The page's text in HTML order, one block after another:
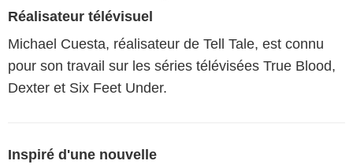
Réalisateur télévisuel
Michael Cuesta, réalisateur de Tell Tale, est connu
pour son travail sur les séries télévisées True Blood,
Dexter et Six Feet Under.
Inspiré d'une nouvelle